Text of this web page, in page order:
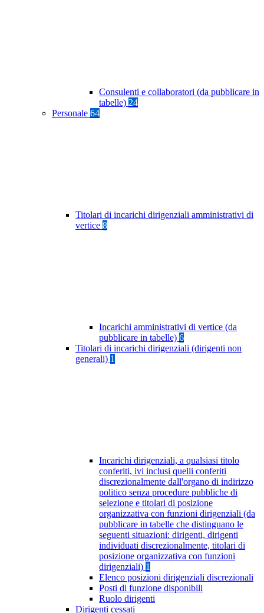
Consulenti e collaboratori (da pubblicare in
tabelle) 24
Personale 64
Titolari di incarichi dirigenziali amministrativi di
vertice 8
Incarichi amministrativi di vertice (da
pubblicare in tabelle) 6
Titolari di incarichi dirigenziali (dirigenti non
generali) 1
Incarichi dirigenziali, a qualsiasi titolo
conferiti, ivi inclusi quelli conferiti
discrezionalmente dall'organo di indirizzo
politico senza procedure pubbliche di
selezione e titolari di posizione
organizzativa con funzioni dirigenziali (da
pubblicare in tabelle che distinguano le
seguenti situazioni: dirigenti, dirigenti
individuati discrezionalmente, titolari di
posizione organizzativa con funzioni
dirigenziali) 1
Elenco posizioni dirigenziali discrezionali
Posti di funzione disponibili
Ruolo dirigenti
Dirigenti cessati